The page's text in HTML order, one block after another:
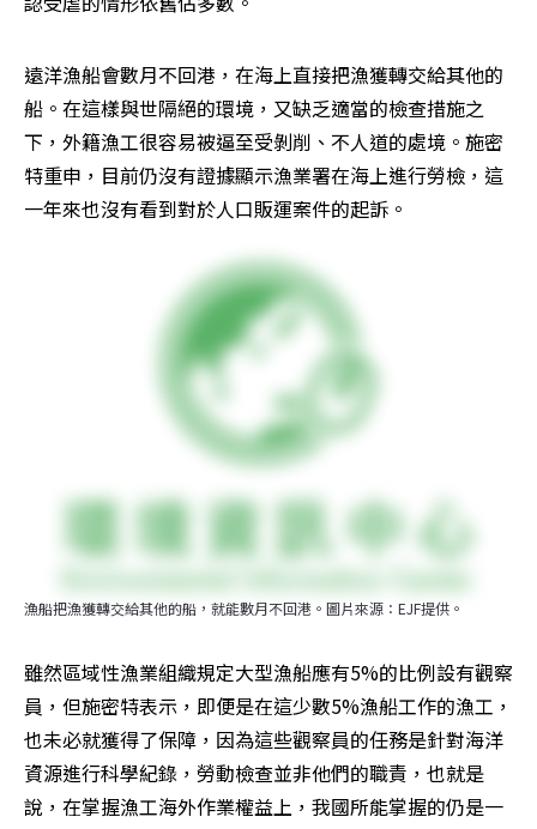
遠洋漁船會數月不回港，在海上直接把漁獲轉交給其他的
船。在這樣與世隔絕的環境，又缺乏適當的檢查措施之
下，外籍漁工很容易被逼至受剝削、不人道的處境。施密
特重申，目前仍沒有證據顯示漁業署在海上進行勞檢，這
一年來也沒有看到對於人口販運案件的起訴。
漁船把漁獲轉交給其他的船，就能數月不回港。圖片來源：EJF提供。
雖然區域性漁業組織規定大型漁船應有5%的比例設有觀察
員，但施密特表示，即便是在這少數5%漁船工作的漁工，
也未必就獲得了保障，因為這些觀察員的任務是針對海洋
資源進行科學紀錄，勞動檢查並非他們的職責，也就是
說，在掌握漁工海外作業權益上，我國所能掌握的仍是一